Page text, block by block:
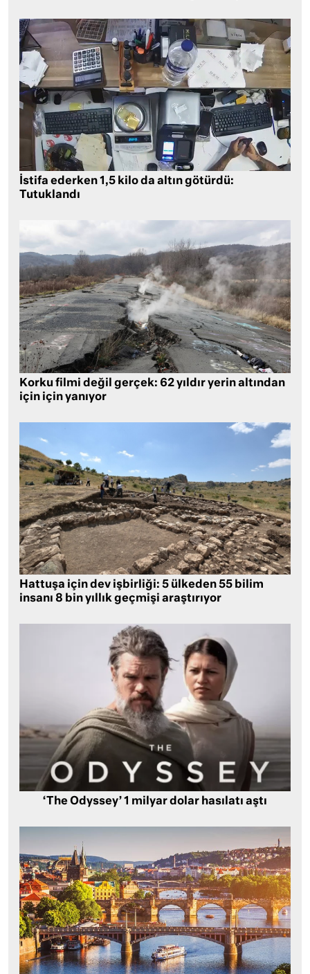
İstifa ederken 1,5 kilo da altın götürdü:
Tutuklandı
Korku filmi değil gerçek: 62 yıldır yerin altından
için için yanıyor
Hattuşa için dev işbirliği: 5 ülkeden 55 bilim
insanı 8 bin yıllık geçmişi araştırıyor
‘The Odyssey’ 1 milyar dolar hasılatı aştı